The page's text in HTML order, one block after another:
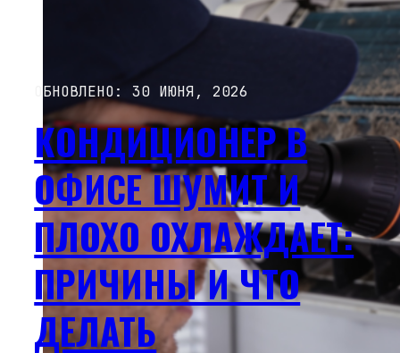
ОБНОВЛЕНО: 30 ИЮНЯ, 2026
КОНДИЦИОНЕР В
ОФИСЕ ШУМИТ И
ПЛОХО ОХЛАЖДАЕТ:
ПРИЧИНЫ И ЧТО
ДЕЛАТЬ